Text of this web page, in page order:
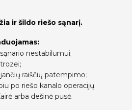
ir šildo riešo sąnarį.
nestabilumui;
raiščių patempimo;
po riešo kanalo operacijų.
arba dešinė pusė.